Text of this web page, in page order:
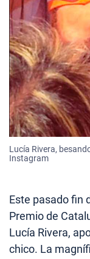
Lucía Rivera,
Instagram
Este pasado fin
Premio de
Lucía Rivera,
chico. La